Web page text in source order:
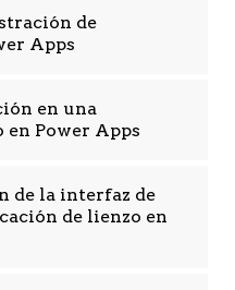
de
Apps
en una
Power Apps
de la interfaz de
de lienzo en